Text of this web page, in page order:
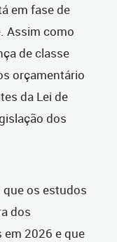
em fase de
Assim como
de classe
orçamentário
da Lei de
dos
os estudos
dos
2026 e que